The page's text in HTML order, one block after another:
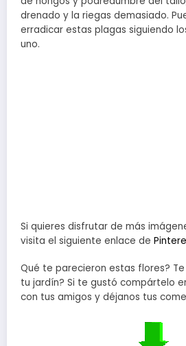
drenado y la riegas demasiado.
erradicar estas plagas siguiendo
uno.
Si quieres disfrutar de más
visita el siguiente enlace de
Qué te parecieron estas flores?
tu jardín? Si te gustó compártelo
con tus amigos y déjanos tus